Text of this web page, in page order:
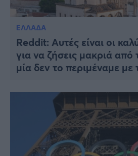
ΕΛΛΑΔΑ
Reddit: Αυτές είναι οι
για να ζήσεις μακριά
μία δεν το περιμέναμε με